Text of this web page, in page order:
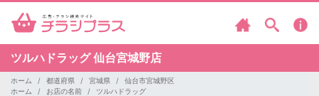
ツルハドラッグ仙台宮城野店
ホーム 都道府県 宮城県
仙台市宮城野区
ホーム
お店の名前 ツルハドラッグ